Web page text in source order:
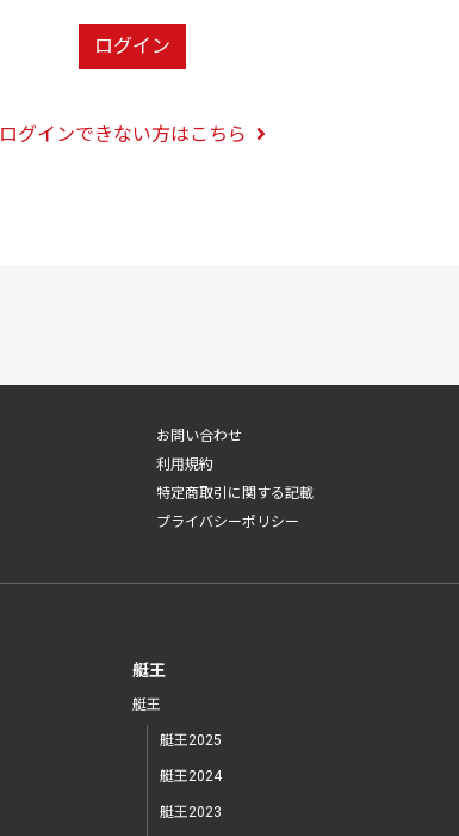
ログイン
ログインできない方はこちら
お問い合わせ
利用規約
特定商取引に関する記載
プライバシーポリシー
艇王
艇王
艇王2025
艇王2024
艇王2023